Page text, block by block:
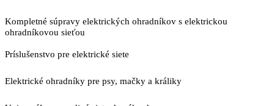
Kompletné súpravy elektrických ohradníkov s elektrickou
ohradníkovou sieťou
Príslušenstvo pre elektrické siete
Elektrické ohradníky pre psy, mačky a králiky